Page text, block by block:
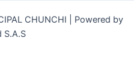
CHUNCHI | Powered by
S.A.S